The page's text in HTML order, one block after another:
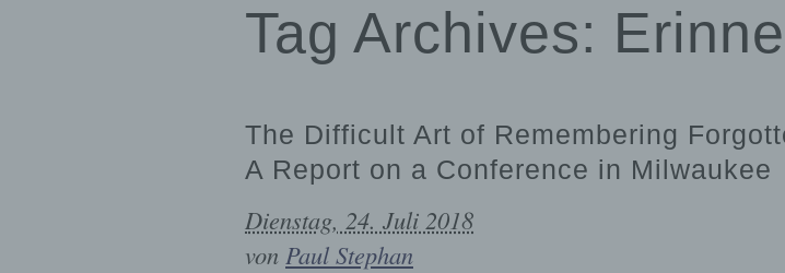
Tag Archives:
The Difficult Art of Remembering
A Report on a Conference in Milwaukee
Dienstag, 24. Juli 2018
von Paul Stephan